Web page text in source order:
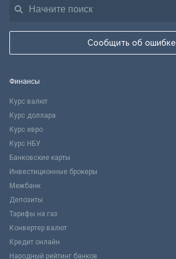
Сообщить об ошибке
Финансы
Курс валют
Курс доллара
Курс евро
Курс НБУ
Банковские карты
Инвестиционные брокеры
Межбанк
Депозиты
Тарифы на газ
Конвертер валют
Кредит онлайн
Народный рейтинг банков